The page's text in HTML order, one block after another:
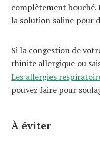
complètement
la solution saline pour
Si la congestion de
rhinite allergique ou
Les allergies
pouvez faire pour
À éviter